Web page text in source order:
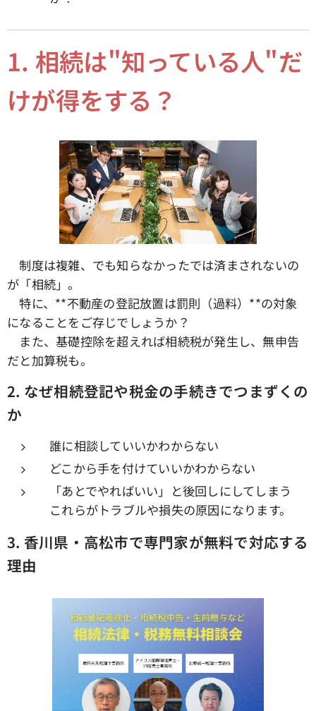
1. 相続は"知っている人"だ
けが得をする？
制度は複雑、でも知らなかったでは済まされないの
が「相続」。
特に、**不動産の登記放置は罰則（過料）**の対象
になることをご存じでしょうか？
また、基礎控除を超えれば相続税が発生し、無申告
だと加算税も。
2. なぜ相続登記や税金の手続きでつまずくの
か
誰に相談していいかわからない
どこから手を付けていいかわからない
「あとでやればいい」と後回しにしてしまう
これらがトラブルや損失の原因になります。
3. 香川県・高松市で専門家が無料で対応する
理由